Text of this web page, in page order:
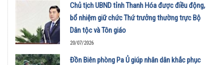
Chủ tịch UBND tỉnh Thanh Hóa được điều động,
bổ nhiệm giữ chức Thứ trưởng thường trực Bộ
Dân tộc và Tôn giáo
20/07/2026
Đồn Biên phòng Pa Ủ giúp nhân dân khắc phục